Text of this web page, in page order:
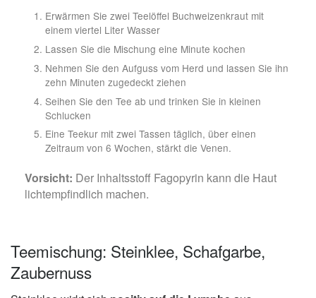
Erwärmen Sie zwei Teelöffel Buchweizenkraut mit
einem viertel Liter Wasser
Lassen Sie die Mischung eine Minute kochen
Nehmen Sie den Aufguss vom Herd und lassen Sie ihn
zehn Minuten zugedeckt ziehen
Seihen Sie den Tee ab und trinken Sie in kleinen
Schlucken
Eine Teekur mit zwei Tassen täglich, über einen
Zeitraum von 6 Wochen, stärkt die Venen.
Vorsicht: Der Inhaltsstoff Fagopyrin kann die Haut
lichtempfindlich machen.
Teemischung: Steinklee, Schafgarbe,
Zaubernuss